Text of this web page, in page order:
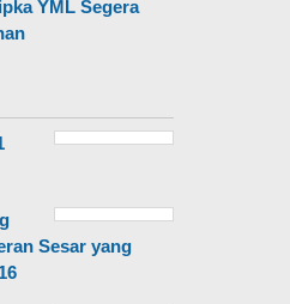
YML Segera
Sesar yang